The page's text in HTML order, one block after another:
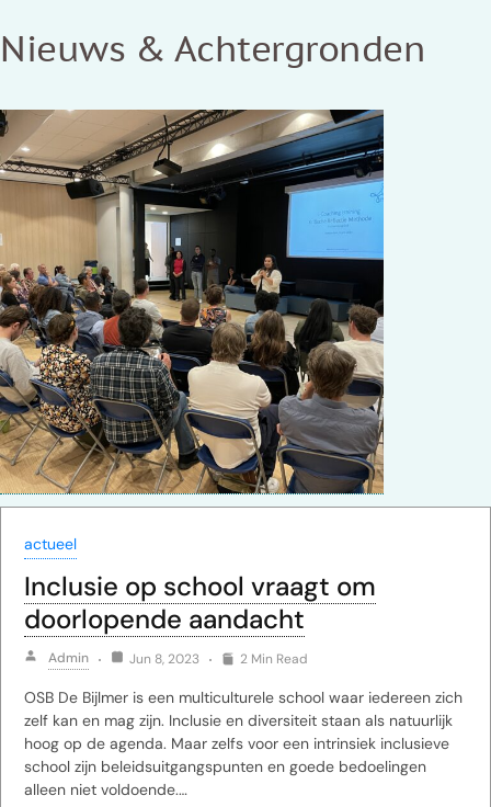
Nieuws & Achtergronden
actueel
Inclusie op school vraagt om
doorlopende aandacht
Admin Jun 8, 2023 2 Min Read
OSB De Bijlmer is een multiculturele school waar iedereen zich
zelf kan en mag zijn. Inclusie en diversiteit staan als natuurlijk
hoog op de agenda. Maar zelfs voor een intrinsiek inclusieve
school zijn beleidsuitgangspunten en goede bedoelingen
alleen niet voldoende.…